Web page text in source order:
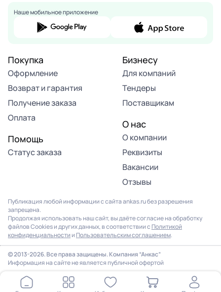
Наше мобильное приложение
Покупка
Оформление
Возврат и гарантия
Получение заказа
Оплата
Помощь
Статус заказа
Бизнесу
Для компаний
Тендеры
Поставщикам
О нас
О компании
Реквизиты
Вакансии
Отзывы
Публикация любой информации с сайта ankas.ru без разрешения
запрещена.
Продолжая использовать наш сайт, вы даёте согласие на обработку
файлов Cookies и других данных, в соответствии с Политикой
конфиденциальности и Пользовательским соглашением.
© 2013-2026. Все права защищены. Компания “Анкас”
Информация на сайте не является публичной офертой
Продолжая использовать наш сайт, вы соглашаетесь на
использование файлов cookie. Подробнее вПолитике
конфиденциальности.
ОК